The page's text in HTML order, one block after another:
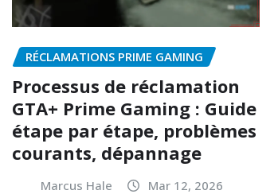
RÉCLAMATIONS PRIME GAMING
Processus de réclamation
GTA+ Prime Gaming : Guide
étape par étape, problèmes
courants, dépannage
Marcus Hale Mar 12, 2026